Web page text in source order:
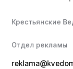
Крестьянские
Отдел рекламы